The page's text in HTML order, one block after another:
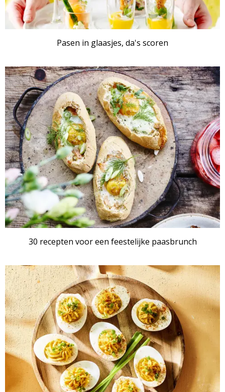
Pasen in glaasjes, da's scoren
30 recepten voor een feestelijke paasbrunch